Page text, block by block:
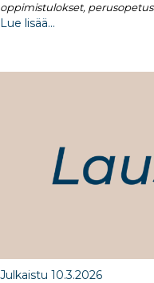
oppimistulokset, perusopetus
Lue lisää...
Julkaistu 10.3.2026